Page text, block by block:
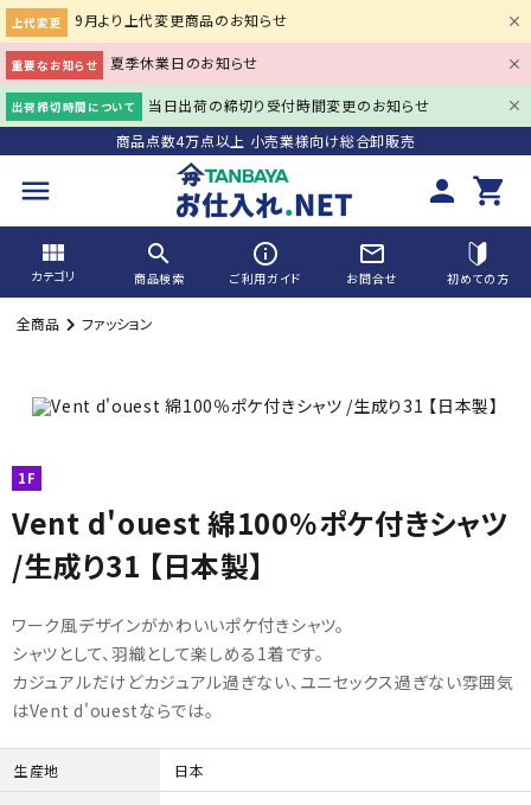
上代変更 9月より上代変更商品のお知らせ
重要なお知らせ 夏季休業日のお知らせ
出荷締切時間について
当日出荷の締切り受付時間変更のお知らせ
商品点数4万点以上 小売業様向け総合卸販売
menu person shopping_cart
view_module
カテゴリ
search
商品検索
info_outline
ご利用ガイド
mail_outline
お問合せ 初めての方
meeting_room ログイン 会員登録
初めての方へ
ご利用ガイド
海外顧客 會員申請?法
プライバシーポリシー
全商品 ファッション
1F
Vent d'ouest 綿100％ポケ付きシャツ
/生成り31 【日本製】
ワーク風デザインがかわいいポケ付きシャツ。
シャツとして、羽織として楽しめる1着です。
カジュアルだけどカジュアル過ぎない、ユニセックス過ぎない雰囲気
はVent d'ouestならでは。
生産地 日本